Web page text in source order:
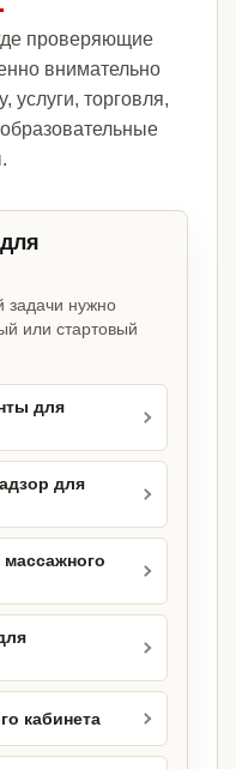
проверяющие
внимательно
услуги, торговля,
задачи нужно
или стартовый
для
для
кабинета